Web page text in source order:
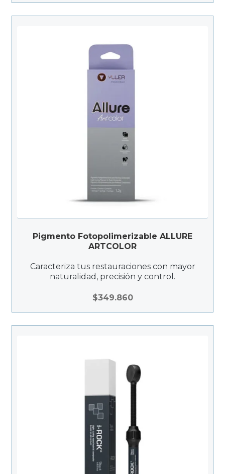
Pigmento Fotopolimerizable ALLURE
ARTCOLOR
Caracteriza tus restauraciones con mayor
naturalidad, precisión y control.
$349.860